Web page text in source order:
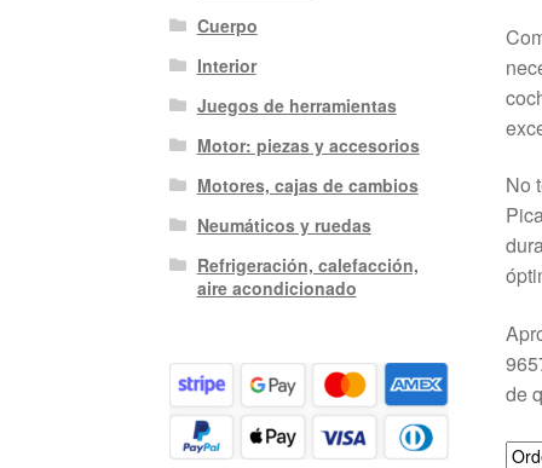
No
de
Cuerpo
Interior
Juegos de herramientas
Motor: piezas y accesorios
Motores, cajas de cambios
Neumáticos y ruedas
Refrigeración, calefacción,
aire acondicionado